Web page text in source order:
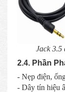
Jack 3.5
2.4. Phần
- Nẹp điện,
- Dây tín hiệu